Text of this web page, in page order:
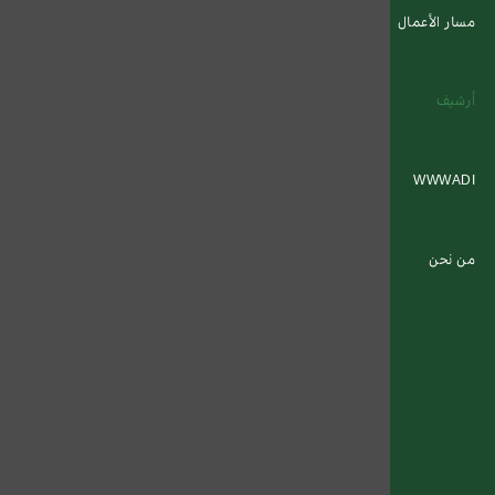
مسار الأعمال
أرشيف
WWWADI
من نحن